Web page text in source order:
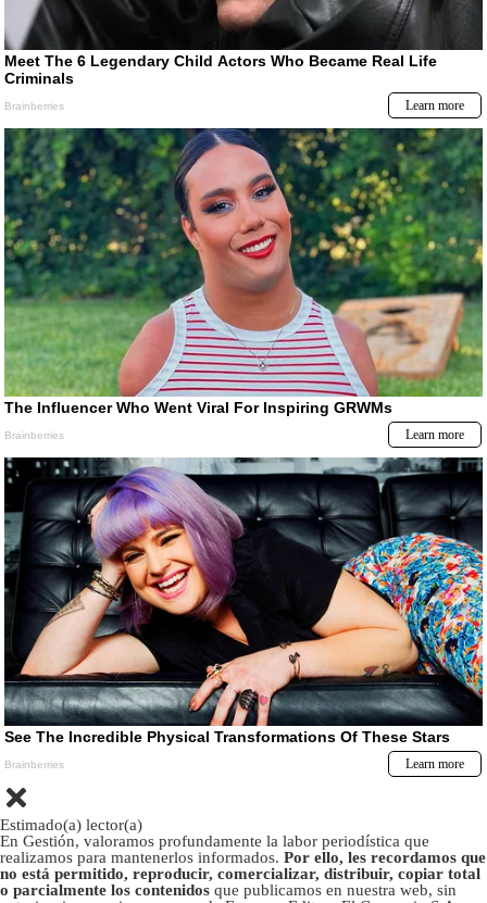
Estimado(a) lector(a)
En Gestión, valoramos profundamente la labor periodística que
realizamos para mantenerlos informados. Por ello, les recordamos que
no está permitido, reproducir, comercializar, distribuir, copiar total
o parcialmente los contenidos que publicamos en nuestra web, sin